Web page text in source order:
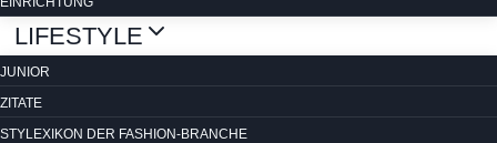
LIFESTYLE
JUNIOR
ZITATE
STYLEXIKON DER FASHION-BRANCHE